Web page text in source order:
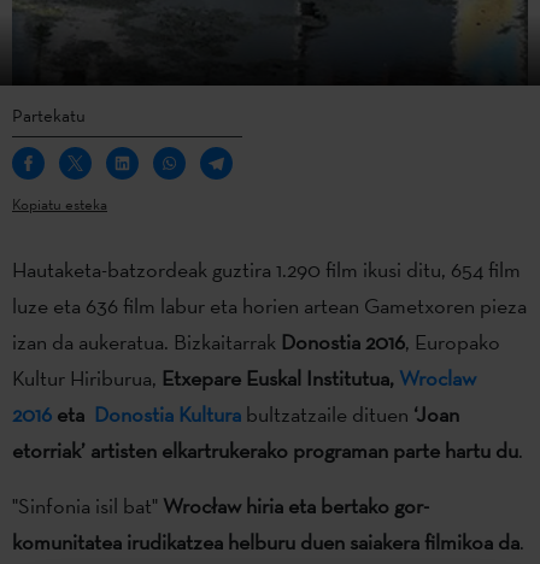
Partekatu
Kopiatu esteka
Hautaketa-batzordeak guztira 1.290 film ikusi ditu, 654 film
luze eta 636 film labur eta horien artean Gametxoren pieza
izan da aukeratua. Bizkaitarrak Donostia 2016, Europako
Kultur Hiriburua, Etxepare Euskal Institutua, Wroclaw
2016 eta Donostia Kultura bultzatzaile dituen ‘Joan
etorriak’ artisten elkartrukerako programan parte hartu du.
"Sinfonia isil bat" Wrocław hiria eta bertako gor-
komunitatea irudikatzea helburu duen saiakera filmikoa da.